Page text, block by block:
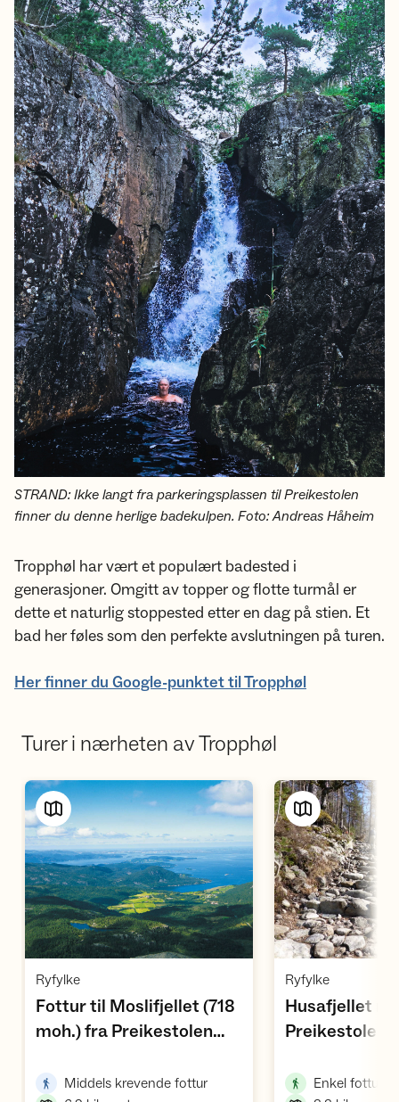
STRAND: Ikke langt fra parkeringsplassen til Preikestolen
finner du denne herlige badekulpen. Foto: Andreas Håheim
Tropphøl har vært et populært badested i
generasjoner. Omgitt av topper og flotte turmål er
dette et naturlig stoppested etter en dag på stien. Et
bad her føles som den perfekte avslutningen på turen.
Her finner du Google-punktet til Tropphøl
Turer i nærheten av Tropphøl
Vis turforslag
Ryfylke,
Fottur til Moslifjellet (718
moh.) fra Preikestolen
Middels krevende fottur,
Ryfylke,
Husafjellet
Preikestolen
Enkel fottur